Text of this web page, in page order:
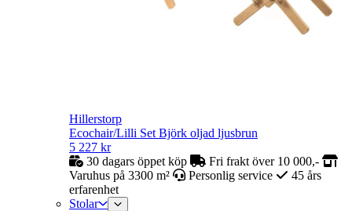
Hillerstorp
Ecochair/Lilli Set Björk oljad ljusbrun
5 227 kr
30 dagars öppet köp
Fri frakt över 10 000,-
Varuhus på 3300 m²
Personlig service
45 års
erfarenhet
Stolar